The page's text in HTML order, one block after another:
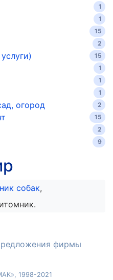
1
1
15
2
15
1
1
1
огород 2
15
2
9
собак,
фирмы
1998-2021